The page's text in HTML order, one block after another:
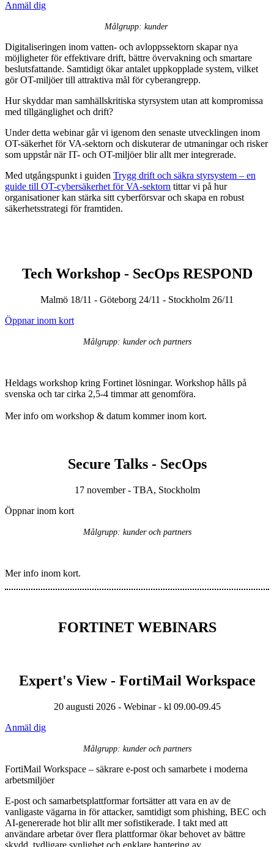
Anmäl dig
Målgrupp: kunder
Digitaliseringen inom vatten- och avloppssektorn skapar nya
möjligheter för effektivare drift, bättre övervakning och smartare
beslutsfattande. Samtidigt ökar antalet uppkopplade system, vilket
gör OT-miljöer till attraktiva mål för cyberangrepp.
Hur skyddar man samhällskritiska styrsystem utan att kompromissa
med tillgänglighet och drift?
Under detta webinar går vi igenom den senaste utvecklingen inom
OT-säkerhet för VA-sektorn och diskuterar de utmaningar och risker
som uppstår när IT- och OT-miljöer blir allt mer integrerade.
Med utgångspunkt i guiden Trygg drift och säkra styrsystem – en
guide till OT-cybersäkerhet för VA-sektorn tittar vi på hur
organisationer kan stärka sitt cyberförsvar och skapa en robust
säkerhetsstrategi för framtiden.
Tech Workshop - SecOps RESPOND
Malmö 18/11 - Göteborg 24/11 - Stockholm 26/11
Öppnar inom kort
Målgrupp: kunder och partners
Heldags workshop kring Fortinet lösningar. Workshop hålls på
svenska och tar cirka 2,5-4 timmar att genomföra.
Mer info om workshop & datum kommer inom kort.
Secure Talks - SecOps
17 november - TBA, Stockholm
Öppnar inom kort
Målgrupp: kunder och partners
Mer info inom kort.
FORTINET WEBINARS
Expert's View - FortiMail Workspace
20 augusti 2026 - Webinar - kl 09.00-09.45
Anmäl dig
Målgrupp: kunder och partners
FortiMail Workspace – säkrare e-post och samarbete i moderna
arbetsmiljöer
E-post och samarbetsplattformar fortsätter att vara en av de
vanligaste vägarna in för attacker, samtidigt som phishing, BEC och
AI-genererade hot blir allt mer sofistikerade. I takt med att
användare arbetar över flera plattformar ökar behovet av bättre
skydd, tydligare synlighet och enklare hantering av